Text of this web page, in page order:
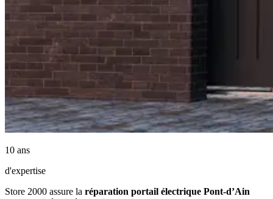
10 ans
d'expertise
Store 2000 assure la réparation portail électrique Pont-d’Ain